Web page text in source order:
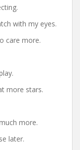
with my eyes.
care more.
more stars.
more.
later.